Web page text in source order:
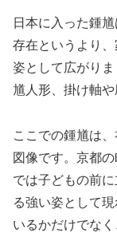
日本に入った鍾
存在というより
姿として広がり
馗人形、掛け軸
ここでの鍾馗は
図像です。京都
では子どもの前
る強い姿として
いるかだけでな